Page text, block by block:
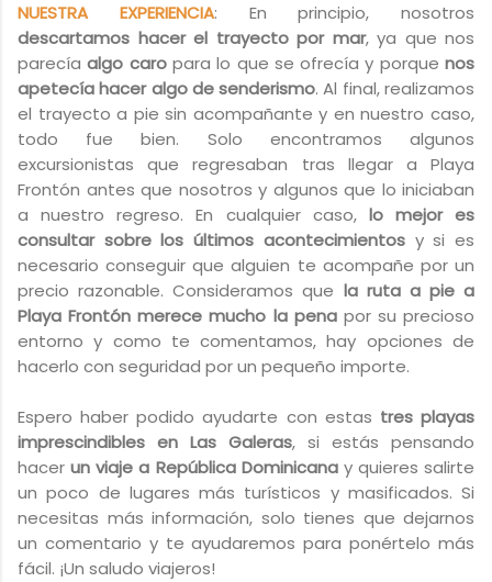
NUESTRA EXPERIENCIA: En principio, nosotros
descartamos hacer el trayecto por mar, ya que nos
parecíaalgo caropara lo que se ofrecía y porquenos
apetecía hacer algo de senderismo. Al final, realizamos
el trayecto a pie sin acompañante y en nuestro caso,
todo fue bien. Solo encontramos algunos
excursionistas que regresaban tras llegar a Playa
Frontón antes que nosotros y algunos que lo iniciaban
a nuestro regreso. En cualquier caso, lo mejor es
consultar sobre los últimos acontecimientosy si es
necesario conseguir que alguien te acompañe por un
precio razonable. Consideramos que la ruta a pie a
Playa Frontón merece mucho la penapor su precioso
entorno y como te comentamos, hay opciones de
hacerlo con seguridad por un pequeño importe.
Espero haber podido ayudarte con estas tres playas
imprescindibles en Las Galeras, si estás pensando
hacerun viaje a República Dominicanay quieres salirte
un poco de lugares más turísticos y masificados. Si
necesitas más información, solo tienes que dejarnos
un comentario y te ayudaremos para ponértelo más
fácil. ¡Un saludo viajeros!